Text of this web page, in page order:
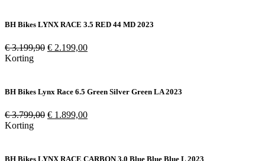
BH Bikes LYNX RACE 3.5 RED 44 MD 2023
€3.199,90 Oorspronkelijke
€ 2.199,00Huidige
Korting
BH Bikes Lynx Race 6.5 Green Silver Green LA 2023
€3.799,00 Oorspronkelijke
€ 1.899,00Huidige
Korting
BH Bikes LYNX RACE CARBON 3.0 Blue Blue Blue L 2023